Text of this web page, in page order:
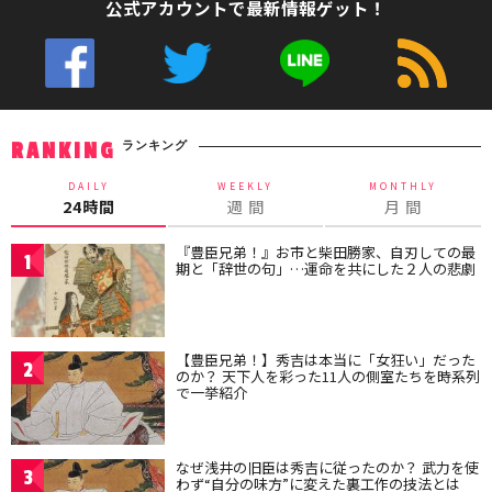
公式アカウントで最新情報ゲット！
RANKING ランキング
DAILY
24時間
WEEKLY
週 間
MONTHLY
月 間
1 『豊臣兄弟！』お市と柴田勝家、自刃しての最
期と「辞世の句」…運命を共にした２人の悲劇
2 【豊臣兄弟！】秀吉は本当に「女狂い」だった
のか？ 天下人を彩った11人の側室たちを時系列
で一挙紹介
3 なぜ浅井の旧臣は秀吉に従ったのか？ 武力を使
わず“自分の味方”に変えた裏工作の技法とは